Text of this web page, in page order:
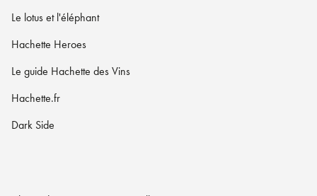
Le lotus et l'éléphant
Hachette Heroes
Le guide Hachette des Vins
Hachette.fr
Dark Side